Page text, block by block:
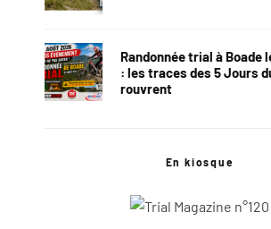
Randonnée trial à Boade
: les traces des 5 Jours
rouvrent
En kiosque